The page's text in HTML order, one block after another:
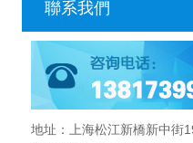
聯系我們
地址：上海松江新橋新中街